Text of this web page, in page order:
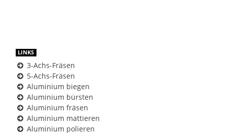
LINKS
3-Achs-Fräsen
5-Achs-Fräsen
Aluminium biegen
Aluminium bürsten
Aluminium fräsen
Aluminium mattieren
Aluminium polieren